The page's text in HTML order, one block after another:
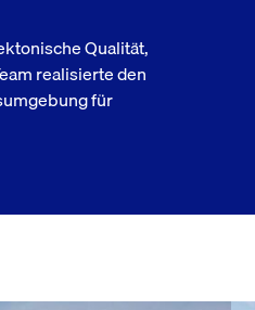
Qualität,
realisierte den
für